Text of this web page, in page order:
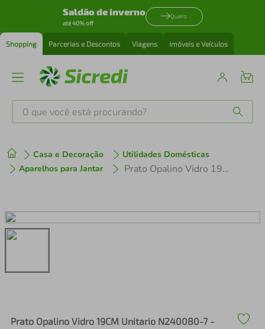
Saldão de inverno
até 40% off
Quero
Shopping Parcerias e Descontos Viagens Imóveis e Veículos
O que você está procurando?
Casa e Decoração
Utilidades Domésticas
Aparelhos para Jantar
Prato Opalino Vidro 19CM Unitario N240080-7 - Quanhe
Prato Opalino Vidro 19CM Unitario N240080-7 -
1º tenis
3º